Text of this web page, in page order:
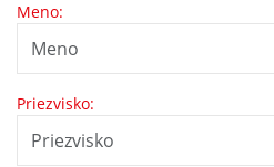
Meno:
Priezvisko: